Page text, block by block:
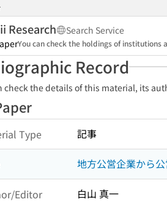
Research
Search Service
You can check the holdings of
Record
check the details of this material, its
Type 記事
地方公営企業から
Editor 白山 真一